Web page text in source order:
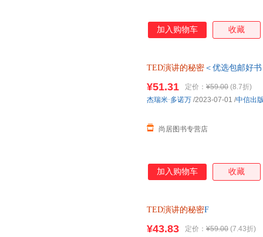
加入购物车 收藏
TED演讲的秘密 ＜优选包邮好
¥51.31 定价： ¥59.00 (8.7折)
尚居图书专营店
杰瑞米·多诺万 /2023-07-01 /中信出
加入购物车 收藏
TED演讲的秘密F
¥43.83 定价： ¥59.00 (7.43折)